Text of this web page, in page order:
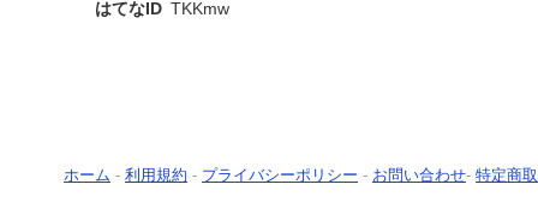
はてなID TKKmw
ホーム - 利用規約 - プライバシーポリシー - お問い合わせ- 特定商